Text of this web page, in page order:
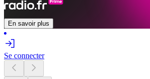
En savoir plus
Se connecter